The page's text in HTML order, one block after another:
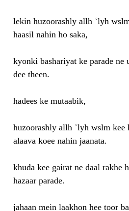
lekin huzoorashly allh ʿlyh
haasil nahin ho saka,
kyonki bashariyat ke parade ne
dee theen.
hadees ke mutaabik,
huzoorashly allh ʿlyh wslm kee
alaava koee nahin jaanata.
khuda kee gairat ne daal rakhe
hazaar parade.
jahaan mein laakhon hee toor